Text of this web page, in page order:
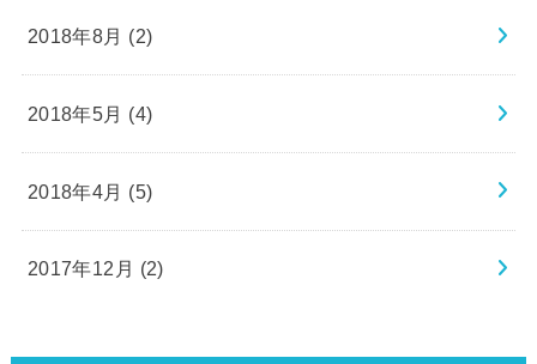
2018年8月 (2)
2018年5月 (4)
2018年4月 (5)
2017年12月 (2)